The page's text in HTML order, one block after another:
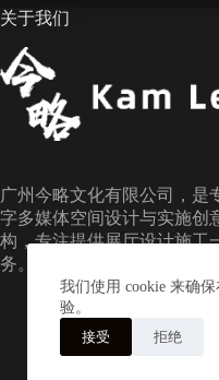
我们使用 cookie 来确
验。
接受 拒绝
关于我们
广州今略文化有限公司，是
字多媒体空间设计与实施创
构，专注提供展厅设计施工
务。